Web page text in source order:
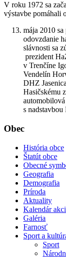
V roku 1972 sa
výstavbe pomáhali
mája 2010
odovzdanie
slávnosti sa
prezident
v Trenčíne
Vendelín
DHZ
Hasičskému
s
Obec
História obce
Štatút obce
Obecné
Geografia
Demografia
Príroda
Aktuality
Kalendár
Galéria
Farnosť
Sport a
Sport